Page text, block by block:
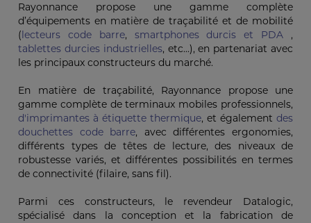
Rayonnance propose une gamme complète
d’équipements en matière de traçabilité et de mobilité
(lecteurs code barre, smartphones durcis et PDA ,
tablettes durcies industrielles, etc...), en partenariat avec
les principaux constructeurs du marché.
En matière de traçabilité, Rayonnance propose une
gamme complète de terminaux mobiles professionnels,
d'imprimantes à étiquette thermique, et également des
douchettes code barre, avec différentes ergonomies,
différents types de têtes de lecture, des niveaux de
robustesse variés, et différentes possibilités en termes
de connectivité (filaire, sans fil).
Parmi ces constructeurs, le revendeur Datalogic,
spécialisé dans la conception et la fabrication de